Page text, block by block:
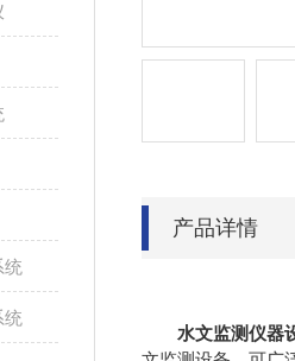
统
统
产品详情
水文监测仪器